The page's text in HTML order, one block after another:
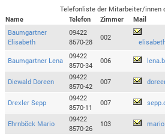
Telefonliste der Mitarbeiter/innen
Name
Telefon Zimmer
Mail
Baumgartner
Elisabeth
09422
8570-28
002
Baumgartner Lena
09422
8570-34
006
Diewald Doreen
09422
8570-42
007
Drexler Sepp
09422
8570-11
007
Ehrnböck Mario
09422
8570-26
103